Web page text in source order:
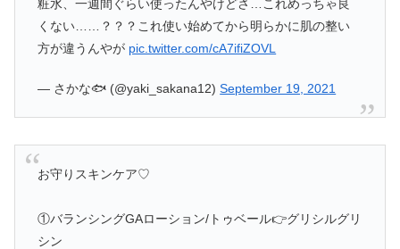
粧水、一週間ぐらい使ったんやけどさ…これめっちゃ良
くない……？？？これ使い始めてから明らかに肌の整い
方が違うんやが pic.twitter.com/cA7ifiZOVL
— さかな🐟 (@yaki_sakana12)September 19, 2021
お守りスキンケア♡
①バランシングGAローション/トゥベール👉グリシルグリ
シン